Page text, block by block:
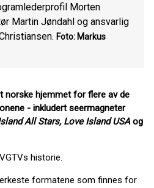
Morten
Martin Jøndahl og ansvarlig
Foto: Markus
norske hjemmet for flere av de
- inkludert seermagneter
All Stars, Love Island USAog
historie.
formatene som finnes for